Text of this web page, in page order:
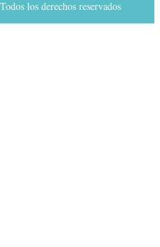
los derechos reservados